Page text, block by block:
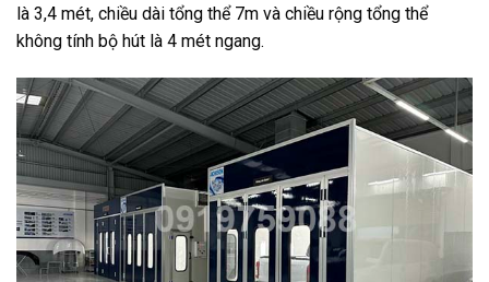
là 3,4 mét, chiều dài tổng thể 7m và chiều rộng tổng thể
không tính bộ hút là 4 mét ngang.